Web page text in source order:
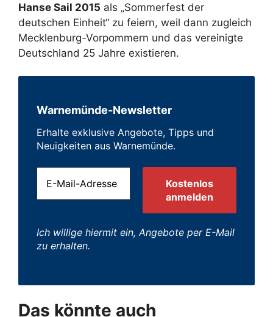
Hanse Sail 2015 als „Sommerfest der
deutschen Einheit“ zu feiern, weil dann zugleich
Mecklenburg-Vorpommern und das vereinigte
Deutschland 25 Jahre existieren.
Warnemünde-Newsletter
Erhalte exklusive Angebote, Tipps und
Neuigkeiten aus Warnemünde.
Ich willige hiermit ein, Angebote per E-Mail
zu erhalten.
Das könnte auch